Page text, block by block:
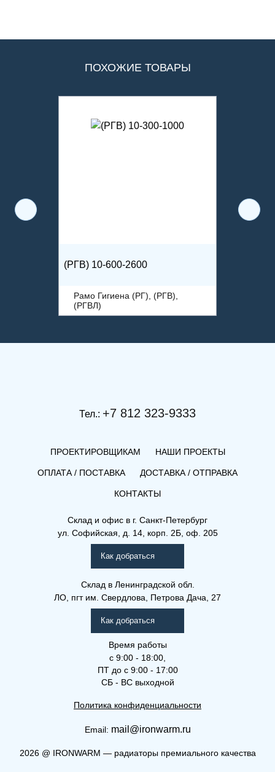
ПОХОЖИЕ ТОВАРЫ
(РГВ) 10-600-2600
Рамо Гигиена (РГ), (РГВ),
(РГВЛ)
Рамо Гигиена (РГ), (РГВ),
(РГА) 30-900-1200
Тел.: +7 812 323-9333
ПРОЕКТИРОВЩИКАМ НАШИ ПРОЕКТЫ
ОПЛАТА / ПОСТАВКА ДОСТАВКА / ОТПРАВКА
КОНТАКТЫ
Склад и офис в г. Санкт-Петербург
ул. Софийская, д. 14, корп. 2Б, оф. 205
Как добраться
Склад в Ленинградской обл.
ЛО, пгт им. Свердлова, Петрова Дача, 27
Как добраться
Время работы
с 9:00 - 18:00,
ПТ до с 9:00 - 17:00
СБ - ВС выходной
Политика конфиденциальности
Email: mail@ironwarm.ru
2026@ IRONWARM — радиаторы премиального качества